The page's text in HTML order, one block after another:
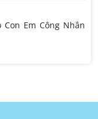
Em Công Nhân